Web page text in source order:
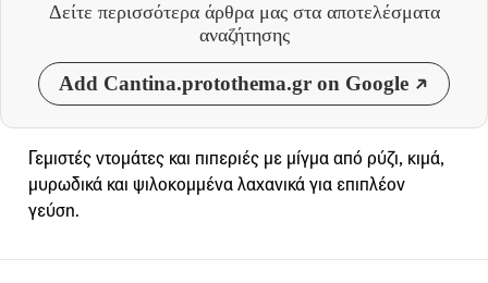
Δείτε περισσότερα άρθρα μας στα αποτελέσματα
αναζήτησης
Add Cantina.protothema.gr on Google
Γεμιστές ντομάτες και πιπεριές με μίγμα από ρύζι, κιμά,
μυρωδικά και ψιλοκομμένα λαχανικά για επιπλέον
γεύση.